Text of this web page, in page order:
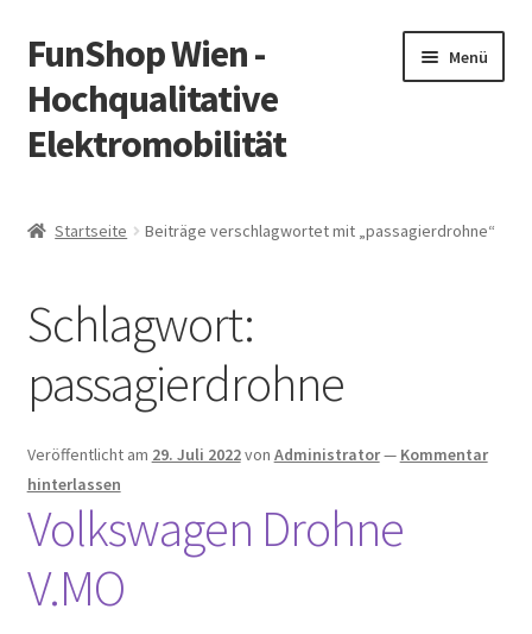
Zur
Navigation
springen
Zum
Inhalt
springen
FunShop Wien -
Hochqualitative
Elektromobilität
Menü
öffnen
Vorsicht Internetbetrug
Über FunShop
Impressum
Zum Onlineshop in der Web Version
Startseite Beiträge verschlagwortet mit „passagierdrohne“
Schlagwort:
passagierdrohne
Veröffentlicht am 29. Juli 2022von Administrator— Kommentar
hinterlassen
Volkswagen Drohne
V.MO